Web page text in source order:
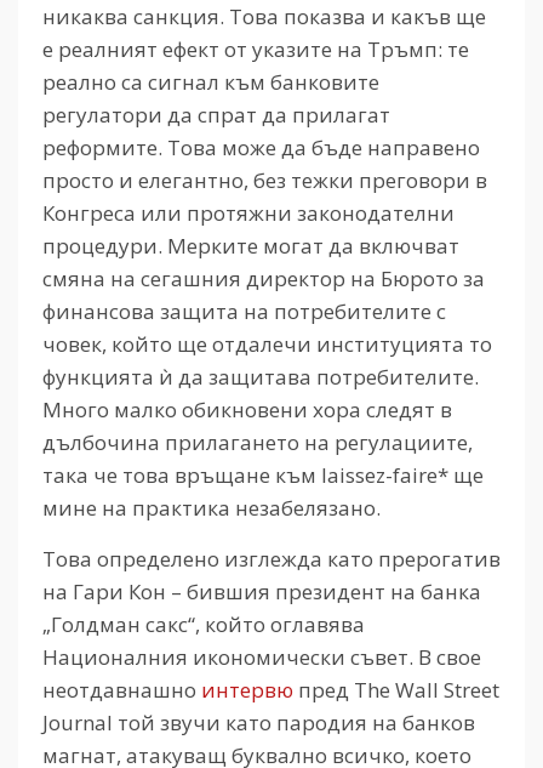
никаква санкция. Това показва и какъв ще
е реалният ефект от указите на Тръмп: те
реално са сигнал към банковите
регулатори да спрат да прилагат
реформите. Това може да бъде направено
просто и елегантно, без тежки преговори в
Конгреса или протяжни законодателни
процедури. Мерките могат да включват
смяна на сегашния директор на Бюрото за
финансова защита на потребителите с
човек, който ще отдалечи институцията то
функцията ѝ да защитава потребителите.
Много малко обикновени хора следят в
дълбочина прилагането на регулациите,
така че това връщане към laissez-faire* ще
мине на практика незабелязано.
Това определено изглежда като прерогатив
на Гари Кон – бившия президент на банка
„Голдман сакс“, който оглавява
Националния икономически съвет. В свое
неотдавнашно интервю пред The Wall Street
Journal той звучи като пародия на банков
магнат, атакуващ буквално всичко, което